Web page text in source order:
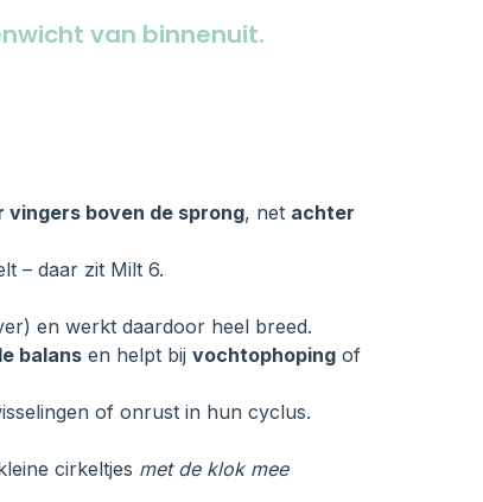
van binnenuit.
vingers boven de sprong, net achter
– daar zit Milt 6.
en werkt daardoor heel breed.
balansen helpt bij vochtophopingof
of onrust in hun cyclus.
cirkeltjes met de klok mee